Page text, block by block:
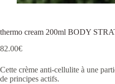
thermo cream 200ml BODY
82.00€
Cette crème anti-cellulite à une
de principes actifs.